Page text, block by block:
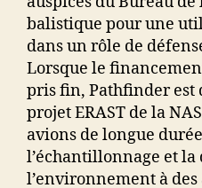
balistique pour une
dans un rôle de
Lorsque le
pris fin, Pathfinder est
projet ERAST de la
avions de longue
l’échantillonnage et la
l’environnement à